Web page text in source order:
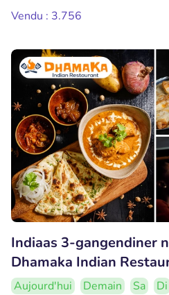
Vendu : 3.756
Indiaas 3-gangendiner
Dhamaka Indian
Aujourd'hui Demain Sa Di